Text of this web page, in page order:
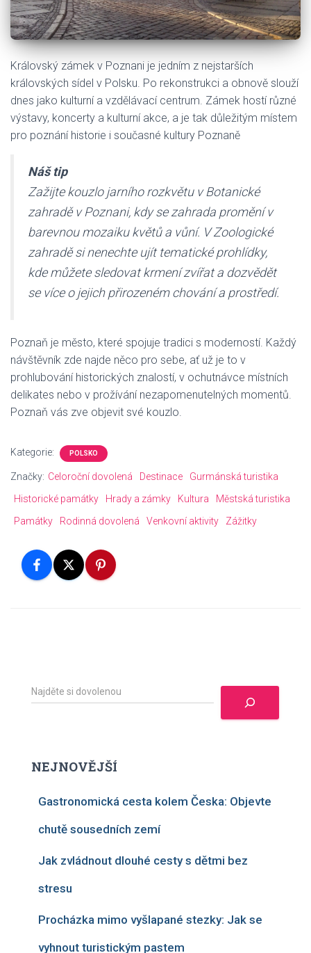
Královský zámek v Poznani je jedním z nejstarších
královských sídel v Polsku. Po rekonstrukci a obnově slouží
dnes jako kulturní a vzdělávací centrum. Zámek hostí různé
výstavy, koncerty a kulturní akce, a je tak důležitým místem
pro poznání historie i současné kultury Poznaně
Náš tip
Zažijte kouzlo jarního rozkvětu v Botanické
zahradě v Poznani, kdy se zahrada promění v
barevnou mozaiku květů a vůní. V Zoologické
zahradě si nenechte ujít tematické prohlídky,
kde můžete sledovat krmení zvířat a dozvědět
se více o jejich přirozeném chování a prostředí.
Poznaň je město, které spojuje tradici s moderností. Každý
návštěvník zde najde něco pro sebe, ať už je to v
prohlubování historických znalostí, v ochutnávce místních
delikates nebo v prožívání nezapomenutelných momentů.
Poznaň vás zve objevit své kouzlo.
Kategorie: POLSKO
Značky: Celoroční dovolená Destinace
Gurmánská turistika
Historické památky
Hrady a zámky Kultura
Městská turistika
Památky
Rodinná dovolená Venkovní aktivity Zážitky
H
l
tNEJNOVĚJŠÍ
Gastronomická cesta kolem Česka: Objevte
chutě sousedních zemí
Jak zvládnout dlouhé cesty s dětmi bez
stresu
Procházka mimo vyšlapané stezky: Jak se
vyhnout turistickým pastem